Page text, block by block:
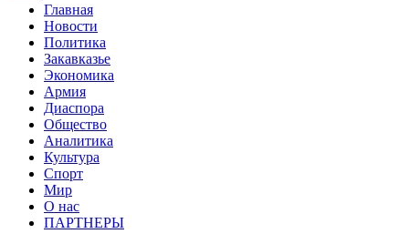
Главная
Новости
Политика
Закавказье
Экономика
Армия
Диаспора
Общество
Аналитика
Культура
Спорт
Мир
О нас
ПАРТНЕРЫ